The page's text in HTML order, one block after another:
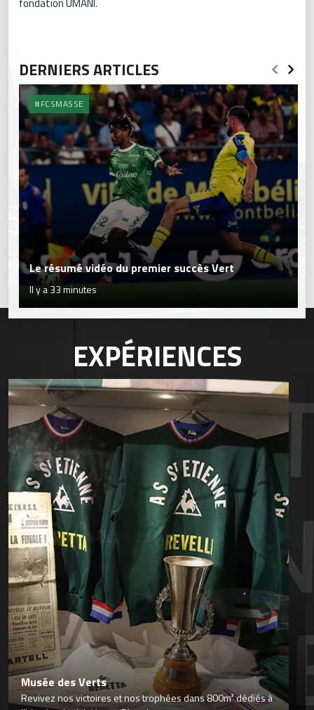
DERNIERS ARTICLES
#FCSMASSE
Le résumé vidéo du premier succès Vert
Il y a 33 minutes
EXPÉRIENCES
Musée des Verts
Revivez nos victoires et nos trophées dans 800m² dédiés à